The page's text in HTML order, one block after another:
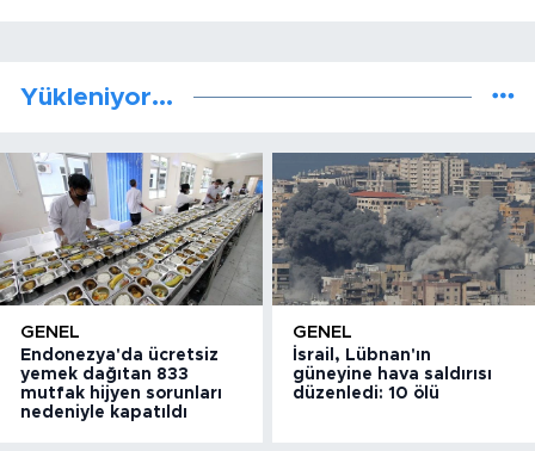
Yükleniyor...
GENEL
Endonezya'da ücretsiz
yemek dağıtan 833
mutfak hijyen sorunları
nedeniyle kapatıldı
GENEL
İsrail, Lübnan'ın
güneyine hava saldırısı
düzenledi: 10 ölü